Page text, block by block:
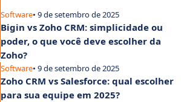
Software• 9 de setembro de 2025
Bigin vs Zoho CRM: simplicidade ou
poder, o que você deve escolher da
Zoho?
Software• 9 de setembro de 2025
Zoho CRM vs Salesforce: qual escolher
para sua equipe em 2025?